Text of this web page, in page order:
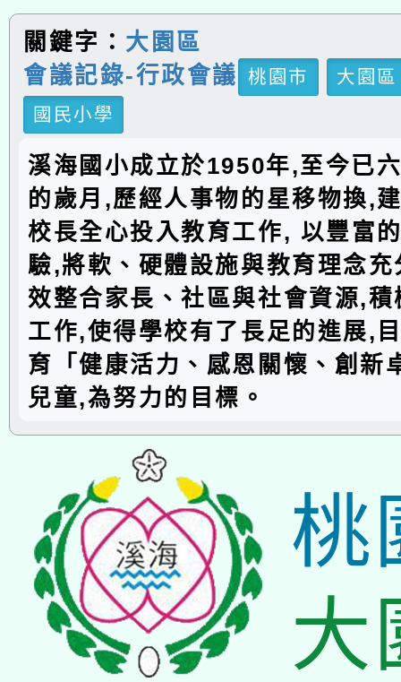
關鍵字： 大園區
會議記錄-行政會議
桃園市
大園區
國民小學
溪海國小成立於1950年,至今已
的歲月,歷經人事物的星移物換,
校長全心投入教育工作, 以豐富
驗,將軟、硬體設施與教育理念
效整合家長、社區與社會資源,
工作,使得學校有了長足的進展,
育「健康活力、感恩關懷、創新
兒童,為努力的目標。
桃
大